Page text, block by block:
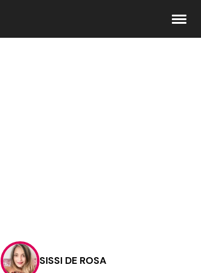
Contattaci
PubblicitàSISSI DE ROSA